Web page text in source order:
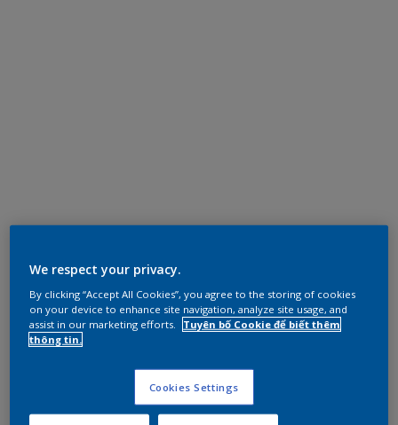
We respect your privacy.
By clicking “Accept All Cookies”, you agree to the storing of cookies
on your device to enhance site navigation, analyze site usage, and
assist in our marketing efforts.
Tuyên bố Cookie để biết thêm
thông tin.
Cookies Settings